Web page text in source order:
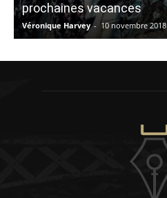
prochaines vacances
Véronique Harvey - 10 novembre 2018